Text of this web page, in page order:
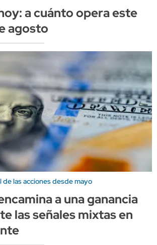
a cuánto opera este
agosto
de las acciones desde mayo
a una ganancia
las señales mixtas en